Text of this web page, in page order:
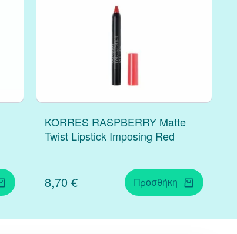
KORRES RASPBERRY Matte
Twist Lipstick Imposing Red
8,70 € Προσθήκη